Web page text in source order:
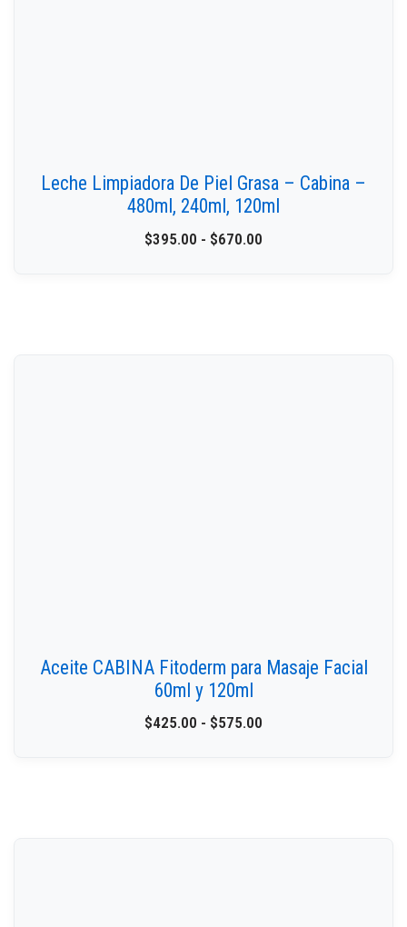
Leche Limpiadora De Piel Grasa – Cabina –
480ml, 240ml, 120ml
$395.00 - $670.00
Aceite CABINA Fitoderm para Masaje Facial
60ml y 120ml
$425.00 - $575.00